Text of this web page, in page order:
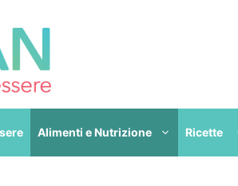
Alimenti e Nutrizione Ricette